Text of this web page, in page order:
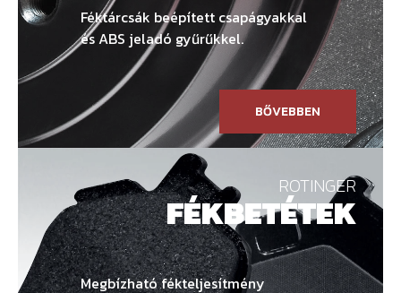
Féktárcsák beépített csapágyakkal
és ABS jeladó gyűrűkkel.
BŐVEBBEN
ROTINGER
FÉKBETÉTEK
Megbízható fékteljesítmény